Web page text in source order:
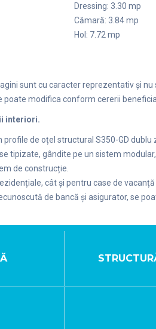
Dressing: 3.30 mp
Cămară: 3.84 mp
Hol: 7.72 mp
sunt cu caracter reprezentativ și nu
poate modifica conform cererii
interiori.
de oțel structural S350-GD
tipizate, gândite pe un sistem
de construcție.
cât și pentru case de
de bancă și asigurator, se